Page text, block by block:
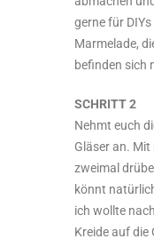
gerne für
Marmelade,
befinden sich
SCHRITT 2
Nehmt euch
Gläser an. Mit
zweimal
könnt
ich wollte
Kreide auf die